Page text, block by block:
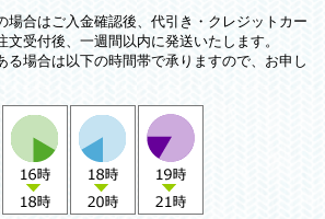
場合はご入金確認後、代引き・クレジットカー
文受付後、一週間以内に発送いたします。
る場合は以下の時間帯で承りますので、お申し